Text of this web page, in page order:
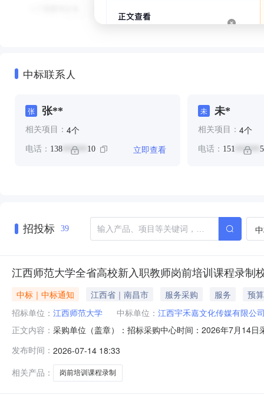
中标联系人
张 张**
相关项目： 4个
电话： 138 ****** 10 立即查看
未 未*
相关项目： 4个
电话： 151 ******
招投标 39
江西师范大学全省高校新入职教师岗前培训课程录制
中标｜中标通知 江西省｜南昌市 服务采购 服务
预
招标单位： 江西师范大学 中标单位： 江西宇禾嘉文化传媒有限公
正文内容： 采购单位（盖章）：招标采购中心时间：2026年7月14
媒有限公司成交价格67000元联系人张园园联系电话
（0791）
发布时间： 2026-07-14 18:33
相关产品：
岗前培训课程录制